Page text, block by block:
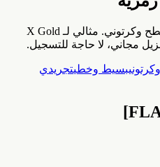
استكشف 9 نمط صور رمزية مسطح وكرتوني. مثالي لـ X Gold
بسيط وخطيتجريدي
]